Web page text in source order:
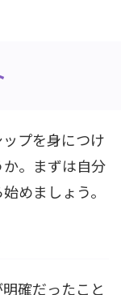
プを身につけ
。まずは自分
めましょう。
確だったこと